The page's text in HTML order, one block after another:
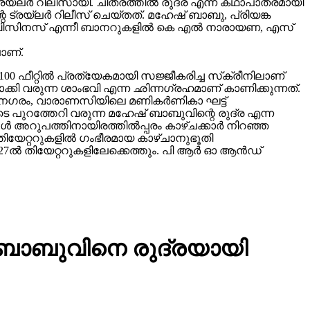
ഫീറ്റിൽ പ്രത്യേകമായി സജ്ജീകരിച്ച സ്‌ക്രീനിലാണ്
വരുന്ന ശാംഭവി എന്ന ഛിന്നഗ്രഹമാണ് കാണിക്കുന്നത്.
വാരാണസിയിലെ മണികര്‍ണികാ ഘട്ട്
പുറത്തേറി വരുന്ന മഹേഷ് ബാബുവിന്റെ രുദ്ര എന്ന
കാഴ്ചക്കാർ നിറഞ്ഞ
ഗംഭീരമായ കാഴ്ചാനുഭൂതി
തിയേറ്ററുകളിലേക്കെത്തും. പി ആർ ഓ ആൻഡ്
രുദ്രയായി